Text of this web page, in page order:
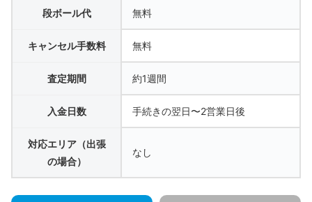
段ボール代 無料
キャンセル手数料 無料
査定期間 約1週間
入金日数 手続きの翌日〜2営業日後
対応エリア（出張
の場合）
なし